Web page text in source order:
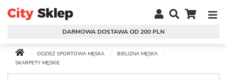
DARMOWA DOSTAWA OD 200 PLN
ODZIEŻ SPORTOWA MĘSKA
BIELIZNA MĘSKA
SKARPETY MĘSKIE